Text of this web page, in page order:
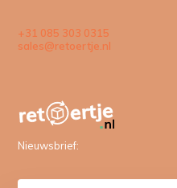
+31 085 303 0315
sales@retoertje.nl
Nieuwsbrief: